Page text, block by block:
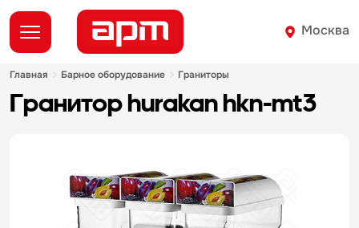
Москва
главная барное оборудование граниторы
гранитор hurakan hkn-mt3